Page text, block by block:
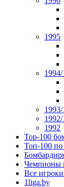
1995
1992
Top-100
Топ-100 по
Чемпионы
Все
1liga.by